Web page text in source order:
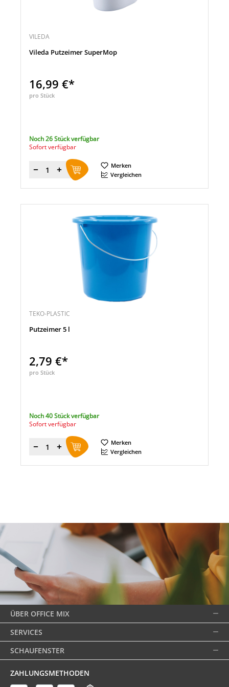
VILEDA
Vileda Putzeimer SuperMop
16,99 €*
pro Stück
Noch 26 Stück verfügbar
Sofort verfügbar
Menge
Merken
Vergleichen
TEKO-PLASTIC
Putzeimer 5 l
2,79 €*
pro Stück
Noch 40 Stück verfügbar
Sofort verfügbar
Menge
Merken
Vergleichen
ÜBER OFFICE MIX
SERVICES
SCHAUFENSTER
ZAHLUNGSMETHODEN